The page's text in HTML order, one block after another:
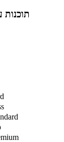
תוכנות